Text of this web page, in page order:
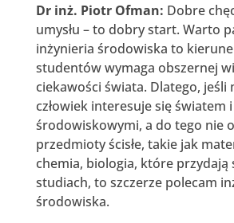
Dr inż. Piotr Ofman: Dobre
umysłu – to dobry start. Warto
inżynieria środowiska to
studentów wymaga obszernej
ciekawości świata. Dlatego, jeśli
człowiek interesuje się światem
środowiskowymi, a do tego nie
przedmioty ścisłe, takie jak
chemia, biologia, które przydają
studiach, to szczerze polecam
środowiska.